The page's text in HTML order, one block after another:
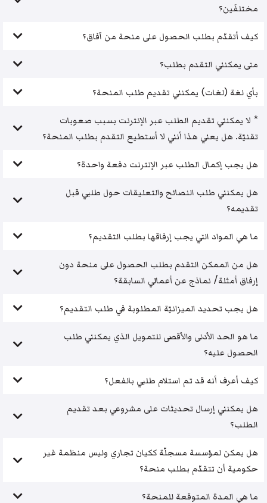
مختلفَين؟
كيف أتقدّم بطلب الحصول على منحة من آفاق؟
متى يمكنني التقدم بطلب؟
بأي لغة (لغات) يمكنني تقديم طلب المنحة؟
* لا يمكنني تقديم الطلب عبر الإنترنت بسبب صعوبات
تقنيّة. هل يعني هذا أنني لا أستطيع التقدم بطلب المنحة؟
هل يجب إكمال الطلب عبر الإنترنت دفعة واحدة؟
هل يمكنني طلب النصائح والتعليقات حول طلبي قبل
تقديمه؟
ما هي المواد التي يجب إرفاقها بطلب التقديم؟
هل من الممكن التقدم بطلب الحصول على منحة دون
إرفاق أمثلة/ نماذج عن أعمالي السابقة؟
هل يجب تحديد الميزانيّة المطلوبة في طلب التقديم؟
ما هو الحد الأدنى والأقصى للتمويل الذي يمكنني طلب
الحصول عليه؟
كيف أعرف أنه قد تم استلام طلبي بالفعل؟
هل يمكنني إرسال تحديثات على مشروعي بعد تقديم
الطلب؟
هل يمكن لمؤسسة مسجلّة ككيان تجاري وليس منظمة غير
حكومية أن تتقدّم بطلب منحة؟
ما هي المدة المتوقعة للمنحة؟